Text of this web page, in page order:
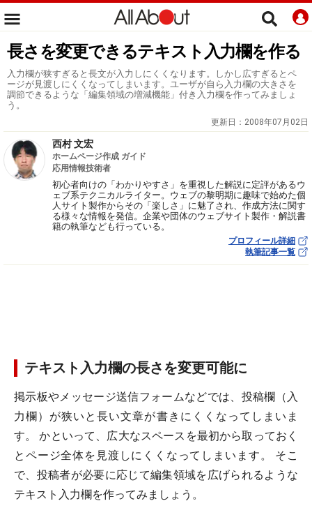
長さを変更できるテキスト入力欄を作る
入力欄が狭すぎると長文が入力しにくくなります。しかし広すぎるとペ
ージが見渡しにくくなってしまいます。ユーザが自ら入力欄の大きさを
調節できるような「編集領域の増減機能」付き入力欄を作ってみましょ
う。
更新日： 2008年07月02日
西村 文宏
ホームページ作成 ガイド
応用情報技術者
初心者向けの「わかりやすさ」を重視した解説に定評があるウ
ェブ系テクニカルライター。ウェブの黎明期に趣味で始めた個
人サイト製作からその「楽しさ」に魅了され、作成方法に関す
る様々な情報を発信。企業や団体のウェブサイト製作・解説書
籍の執筆なども行っている。
プロフィール詳細
執筆記事一覧
テキスト入力欄の長さを変更可能に
掲示板やメッセージ送信フォームなどでは、投稿欄（入
力欄）が狭いと長い文章が書きにくくなってしまいま
す。 かといって、広大なスペースを最初から取っておく
とページ全体を見渡しにくくなってしまいます。 そこ
で、投稿者が必要に応じて編集領域を広げられるような
テキスト入力欄を作ってみましょう。